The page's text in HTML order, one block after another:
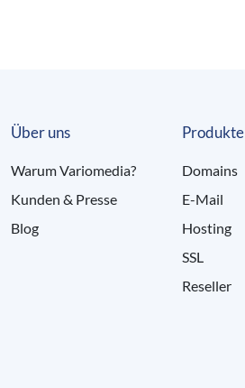
Über uns
Warum Variomedia?
Kunden & Presse
Blog
Produkte
Domains
E-Mail
Hosting
SSL
Reseller